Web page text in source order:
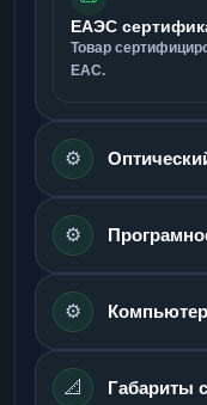
ЕАЭС
Товар
ЕАС.
⚙️
⚙️
⚙️
📐 Габариты